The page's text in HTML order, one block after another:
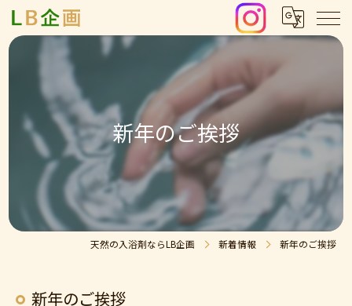
新年のご挨拶
天然の入浴剤ならLB企画 新着情報 新年のご挨拶
新年のご挨拶